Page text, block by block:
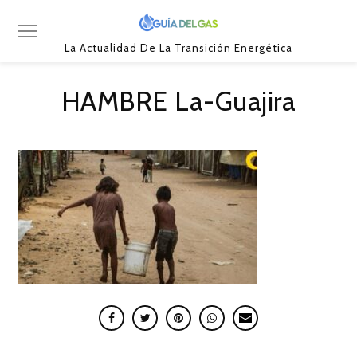
La Actualidad De La Transición Energética
HAMBRE La-Guajira